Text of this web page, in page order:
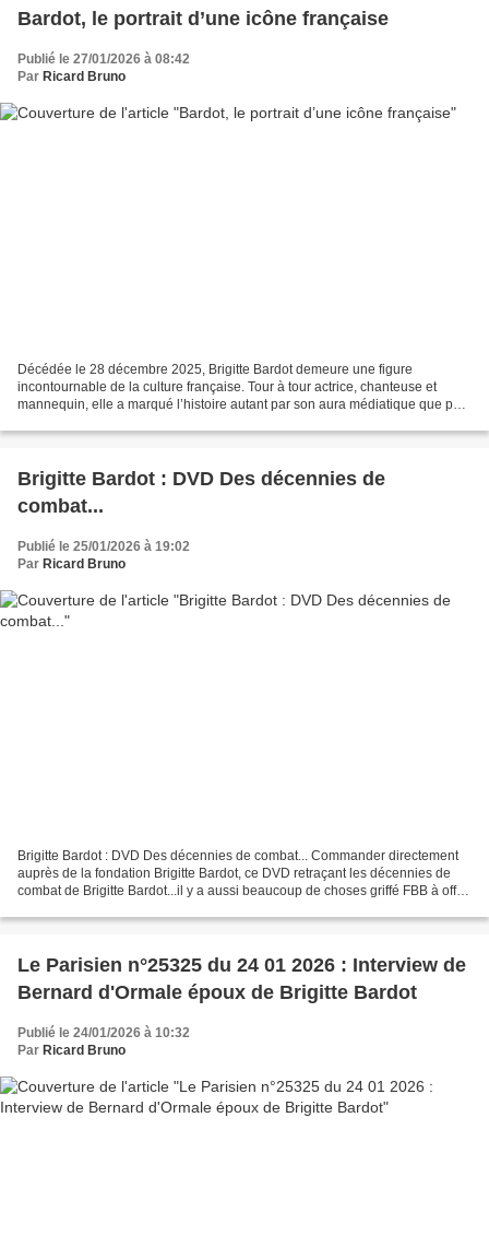
Bardot, le portrait d’une icône française
Publié le 27/01/2026 à 08:42
Par Ricard Bruno
Décédée le 28 décembre 2025, Brigitte Bardot demeure une figure
incontournable de la culture française. Tour à tour actrice, chanteuse et
mannequin, elle a marqué l’histoire autant par son aura médiatique que par
Brigitte Bardot : DVD Des décennies de
combat...
Publié le 25/01/2026 à 19:02
Par Ricard Bruno
Brigitte Bardot : DVD Des décennies de combat... Commander directement
auprès de la fondation Brigitte Bardot, ce DVD retraçant les décennies de
combat de Brigitte Bardot...il y a aussi beaucoup de choses griffé FBB à offrir
Le Parisien n°25325 du 24 01 2026 : Interview de
Bernard d'Ormale époux de Brigitte Bardot
Publié le 24/01/2026 à 10:32
Par Ricard Bruno